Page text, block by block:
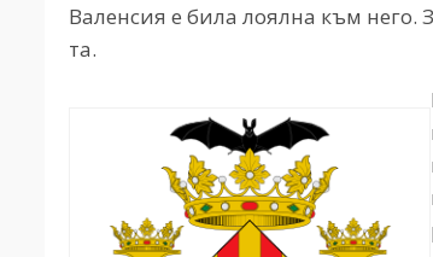
Валенсия е била лоялна към него.
та.